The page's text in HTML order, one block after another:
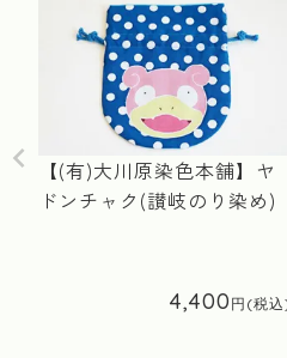
【(有)大川原染色本舗】ヤ
ドンチャク(讃岐のり染め)
4,400